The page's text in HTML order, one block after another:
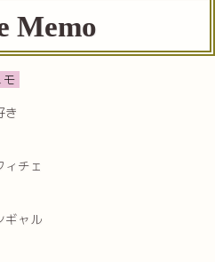
Memo
き
チェ
ギャル